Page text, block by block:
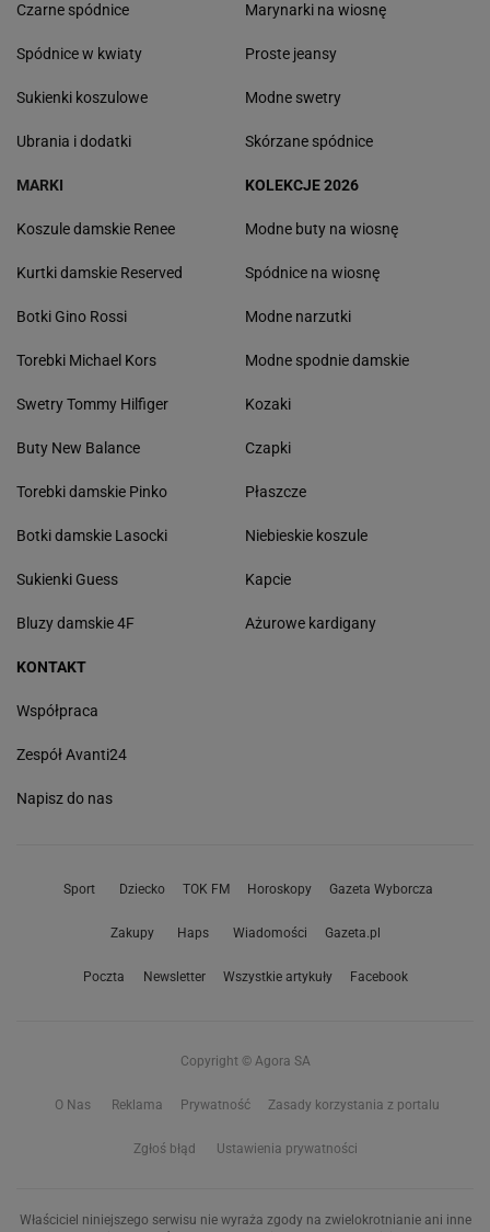
Czarne spódnice
Spódnice w kwiaty
Sukienki koszulowe
Ubrania i dodatki
Marynarki na wiosnę
Proste jeansy
Modne swetry
Skórzane spódnice
MARKI
Koszule damskie Renee
Kurtki damskie Reserved
Botki Gino Rossi
Torebki Michael Kors
Swetry Tommy Hilfiger
Buty New Balance
Torebki damskie Pinko
Botki damskie Lasocki
Sukienki Guess
Bluzy damskie 4F
KOLEKCJE 2026
Modne buty na wiosnę
Spódnice na wiosnę
Modne narzutki
Modne spodnie damskie
Kozaki
Czapki
Płaszcze
Niebieskie koszule
Kapcie
Ażurowe kardigany
KONTAKT
Współpraca
Zespół Avanti24
Napisz do nas
Sport Dziecko TOK FM Horoskopy Gazeta Wyborcza
Zakupy Haps Wiadomości Gazeta.pl
Poczta Newsletter Wszystkie artykuły Facebook
Copyright © Agora SA
O Nas Reklama Prywatność Zasady korzystania z portalu
Zgłoś błąd Ustawienia prywatności
Właściciel niniejszego serwisu nie wyraża zgody na zwielokrotnianie ani inne